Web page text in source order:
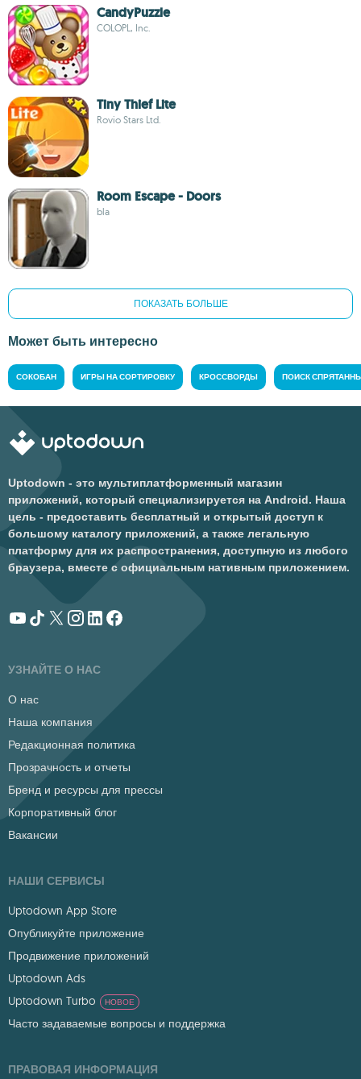
CandyPuzzle
COLOPL, Inc.
Tiny Thief Lite
Rovio Stars Ltd.
Room Escape - Doors
bla
ПОКАЗАТЬ БОЛЬШЕ
Может быть интересно
СОКОБАН ИГРЫ НА СОРТИРОВКУ КРОССВОРДЫ ПОИСК
Uptodown - это мультиплатформенный магазин
приложений, который специализируется на Android. Наша
цель - предоставить бесплатный и открытый доступ к
большому каталогу приложений, а также легальную
платформу для их распространения, доступную из любого
браузера, вместе с официальным нативным приложением.
УЗНАЙТЕ О НАС
О нас
Наша компания
Редакционная политика
Прозрачность и отчеты
Бренд и ресурсы для прессы
Корпоративный блог
Вакансии
НАШИ СЕРВИСЫ
Uptodown App Store
Опубликуйте приложение
Продвижение приложений
Uptodown Ads
Uptodown Turbo
НОВОЕ
Часто задаваемые вопросы и поддержка
ПРАВОВАЯ ИНФОРМАЦИЯ